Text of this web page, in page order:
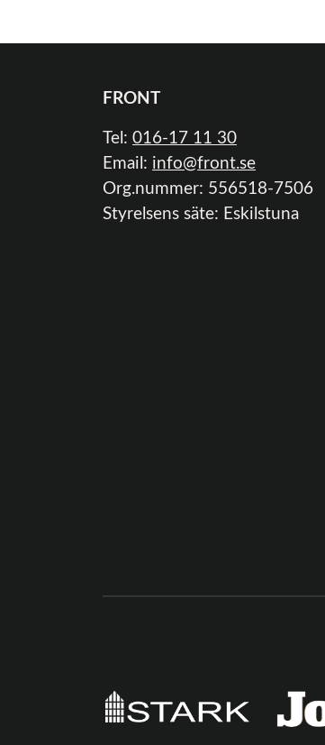
FRONT
Tel: 016-17 11 30
Email: info@front.se
Org.nummer: 556518-7506
Styrelsens säte: Eskilstuna